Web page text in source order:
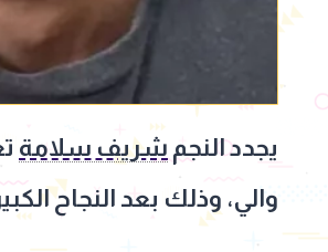
يجدد النجم شريف سلامة
والي، وذلك بعد النجاح الكبير الذي حققاه